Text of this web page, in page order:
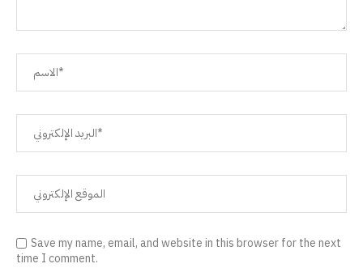
Save my name, email, and website in this browser for the next
time I comment.